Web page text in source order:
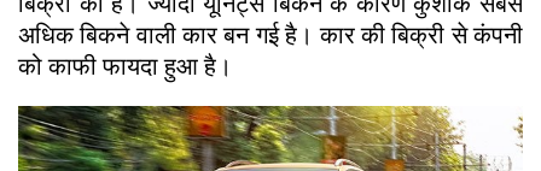
अधिक बिकने वाली कार बन गई है। कार की बिक्री से कंपनी
को काफी फायदा हुआ है।